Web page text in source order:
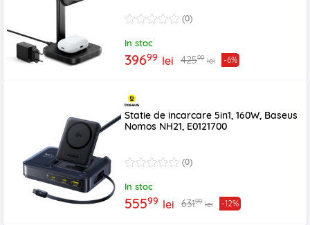
(0)
In stoc
39699 lei 42599 lei -6%
Statie de incarcare 5in1, 160W, Baseus
Nomos NH21, E0121700
(0)
In stoc
55599 lei 63199 lei -12%